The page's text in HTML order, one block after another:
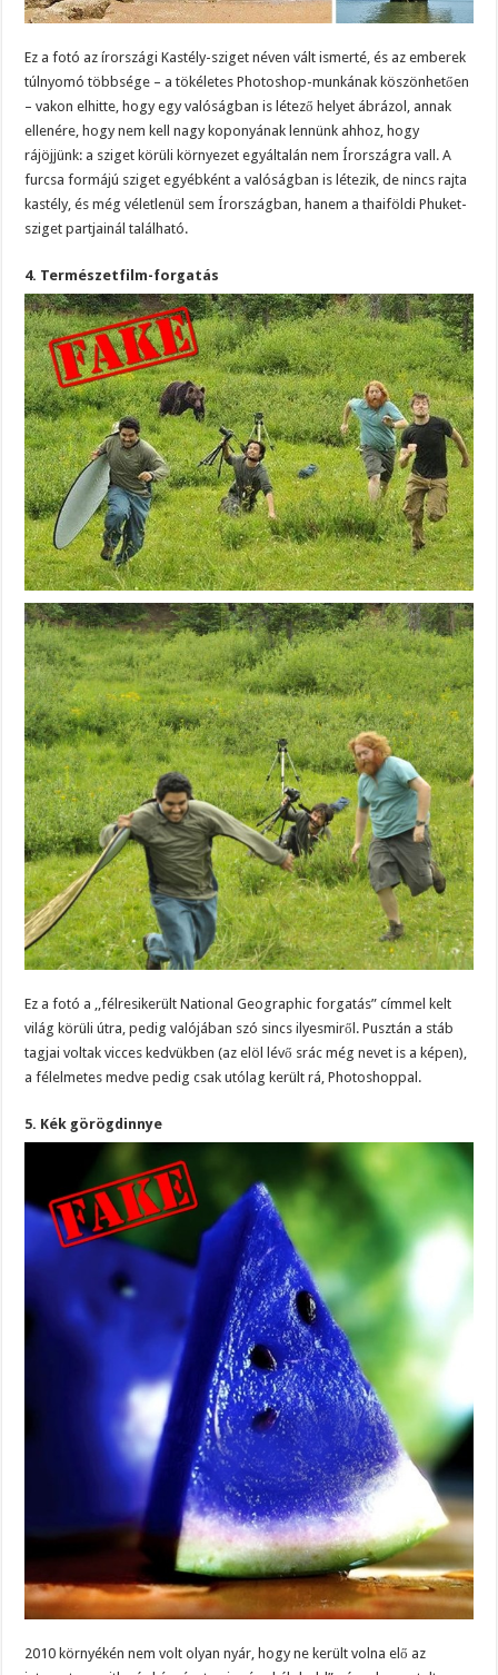
Ez a fotó az írországi Kastély-sziget néven vált ismerté, és az emberek
túlnyomó többsége – a tökéletes Photoshop-munkának köszönhetően
– vakon elhitte, hogy egy valóságban is létező helyet ábrázol, annak
ellenére, hogy nem kell nagy koponyának lennünk ahhoz, hogy
rájöjjünk: a sziget körüli környezet egyáltalán nem Írországra vall. A
furcsa formájú sziget egyébként a valóságban is létezik, de nincs rajta
kastély, és még véletlenül sem Írországban, hanem a thaiföldi Phuket-
sziget partjainál található.
4. Természetfilm-forgatás
Ez a fotó a ,,félresikerült National Geographic forgatás” címmel kelt
világ körüli útra, pedig valójában szó sincs ilyesmiről. Pusztán a stáb
tagjai voltak vicces kedvükben (az elöl lévő srác még nevet is a képen),
a félelmetes medve pedig csak utólag került rá, Photoshoppal.
5. Kék görögdinnye
2010 környékén nem volt olyan nyár, hogy ne került volna elő az